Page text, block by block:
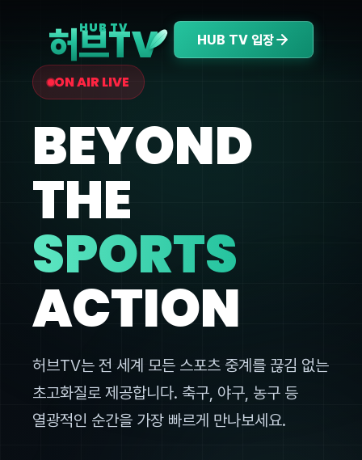
HUB TV
허브TV HUB TV 입장
ON AIR LIVE
BEYOND
THE
SPORTS
ACTION
허브TV는 전 세계 모든 스포츠 중계를 끊김 없는
초고화질로 제공합니다. 축구, 야구, 농구 등
열광적인 순간을 가장 빠르게 만나보세요.